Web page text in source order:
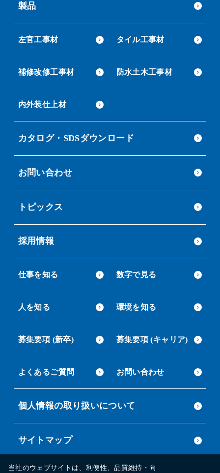
製品
左官工事材 タイル工事材
補修改修工事材 防水土木工事材
内外装仕上材
カタログ・SDSダウンロード
お問い合わせ
トピックス
採用情報
仕事を知る 数字で見る
人を知る 環境を知る
募集要項 (新卒) 募集要項 (キャリア)
よくあるご質問 お問い合わせ
個人情報の取り扱いについて
サイトマップ
当社のウェブサイトは、利便性、品質維持・向